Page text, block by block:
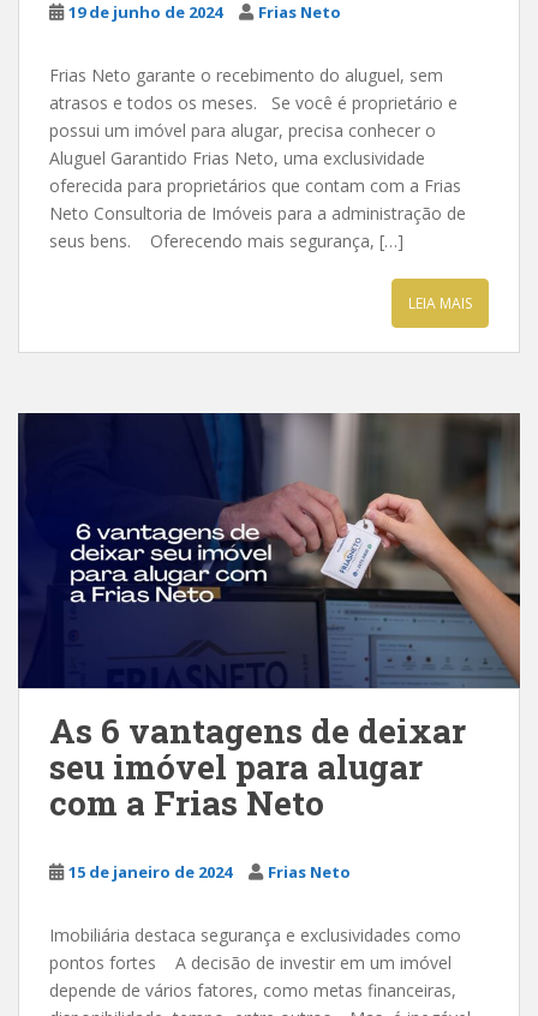
19 de junho de 2024 Frias Neto
Frias Neto garante o recebimento do aluguel, sem
atrasos e todos os meses. Se você é proprietário e
possui um imóvel para alugar, precisa conhecer o
Aluguel Garantido Frias Neto, uma exclusividade
oferecida para proprietários que contam com a Frias
Neto Consultoria de Imóveis para a administração de
seus bens. Oferecendo mais segurança, […]
LEIA MAIS
As 6 vantagens de deixar
seu imóvel para alugar
com a Frias Neto
15 de janeiro de 2024 Frias Neto
Imobiliária destaca segurança e exclusividades como
pontos fortes A decisão de investir em um imóvel
depende de vários fatores, como metas financeiras,